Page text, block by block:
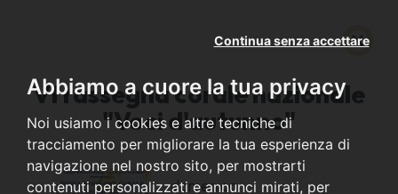
Abbiamo a cuore la tua privacy
Noi usiamo i cookies e altre tecniche di
tracciamento per migliorare la tua esperienza di
navigazione nel nostro sito, per mostrarti
contenuti personalizzati e annunci mirati, per
Continua senza accettare
VI rassegna corale nazionale
"Voci d'autunno"
domenica